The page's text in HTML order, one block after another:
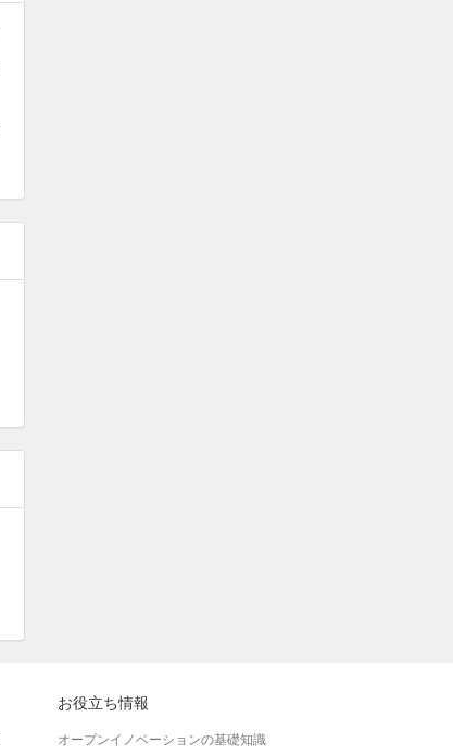
お役立ち情報
オープンイノベーションの基礎知識